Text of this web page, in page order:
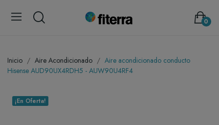
0
Inicio Aire Acondicionado
Aire acondicionado conducto
Hisense AUD90UX4RDH5 - AUW90U4RF4
¡En Oferta!